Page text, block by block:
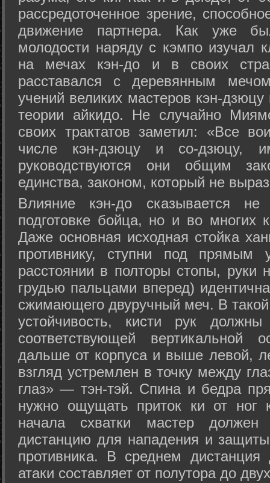
рассредоточенное зрение,
движение партнера. Как уже
молодости наряду с кэмпо изучал
на мечах кэн-до и в своих
расставался с деревянным
учений великих мастеров кэн-
теории айкидо. Не случайно
своих трактатов заметил: «Все
числе кэн-дзюцу и со-дзюцу,
руководствуются они общим
единства, законом, который не
Влияние кэн-до сказывается не
подготовке бойца, но и во многих
Даже основная исходная стойка
противнику, ступни под прямым
расстоянии в полторы стопы, руки
грудью пальцами вперед)
сжимающего двуручный меч. В
устойчивость, кисти рук
соответствующей
дальше от корпуса и выше левой,
взгляд устремлен в точку между
глаз» — тэн-тэй. Спина и бедра
нужно ощущать приток ки от
начала схватки мастер должен
дистанцию для нападения и
противника. В среднем
атаки составляет от полутора до